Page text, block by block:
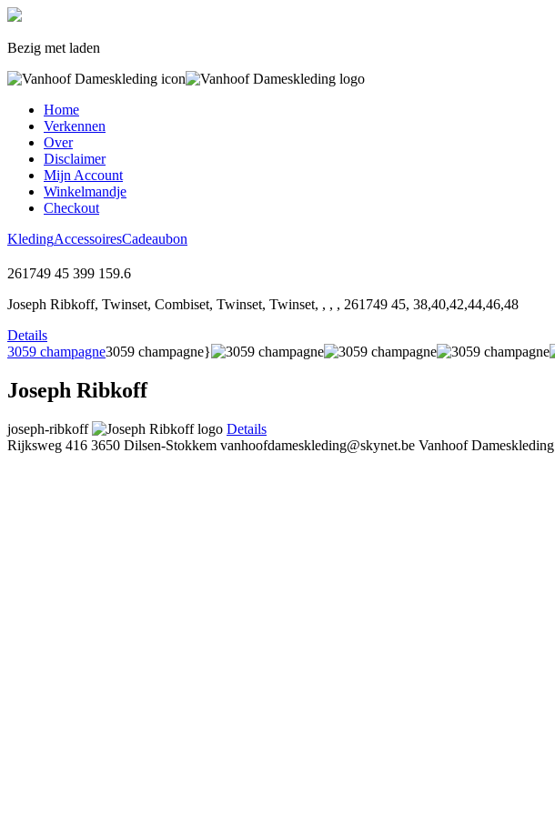
Bezig met laden
Home
Verkennen
Over
Disclaimer
Mijn Account
Winkelmandje
Checkout
KledingAccessoiresCadeaubon
261749 45 399 159.6
Joseph Ribkoff, Twinset, Combiset, Twinset, Twinset, , , , 261749 45, 38,40,42,44,46,48
Details
3059 champagne3059 champagne}
Joseph Ribkoff
joseph-ribkoff
Details
Rijksweg 416 3650 Dilsen-Stokkem vanhoofdameskleding@skynet.be Vanhoof Dameskleding